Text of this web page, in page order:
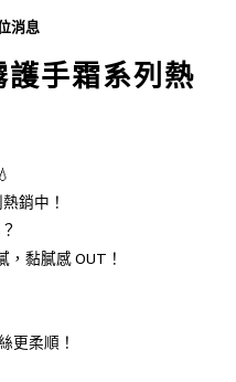
消息
手霜系列熱
銷中！
黏膩感 OUT！
更柔順！